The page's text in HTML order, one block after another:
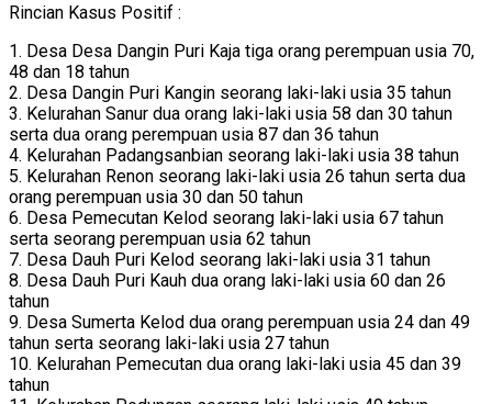
Rincian Kasus Positif :
1. Desa Desa Dangin Puri Kaja tiga orang perempuan usia 70,
48 dan 18 tahun
2. Desa Dangin Puri Kangin seorang laki-laki usia 35 tahun
3. Kelurahan Sanur dua orang laki-laki usia 58 dan 30 tahun
serta dua orang perempuan usia 87 dan 36 tahun
4. Kelurahan Padangsanbian seorang laki-laki usia 38 tahun
5. Kelurahan Renon seorang laki-laki usia 26 tahun serta dua
orang perempuan usia 30 dan 50 tahun
6. Desa Pemecutan Kelod seorang laki-laki usia 67 tahun
serta seorang perempuan usia 62 tahun
7. Desa Dauh Puri Kelod seorang laki-laki usia 31 tahun
8. Desa Dauh Puri Kauh dua orang laki-laki usia 60 dan 26
tahun
9. Desa Sumerta Kelod dua orang perempuan usia 24 dan 49
tahun serta seorang laki-laki usia 27 tahun
10. Kelurahan Pemecutan dua orang laki-laki usia 45 dan 39
tahun